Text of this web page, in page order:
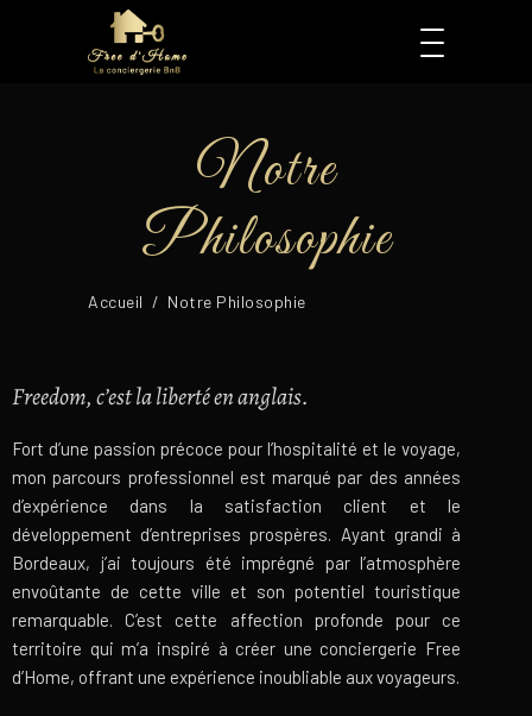
Notre
Philosophie
Accueil / Notre Philosophie
Freedom, c’est la liberté en anglais.
Fort d’une passion précoce pour l’hospitalité et le voyage,
mon parcours professionnel est marqué par des années
d’expérience dans la satisfaction client et le
développement d’entreprises prospères. Ayant grandi à
Bordeaux, j’ai toujours été imprégné par l’atmosphère
envoûtante de cette ville et son potentiel touristique
remarquable. C’est cette affection profonde pour ce
territoire qui m’a inspiré à créer une conciergerie Free
d’Home, offrant une expérience inoubliable aux voyageurs.